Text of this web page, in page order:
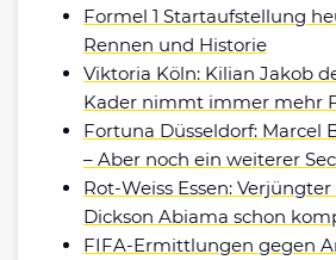
Formel 1 Startaufstellung
Rennen und Historie
Viktoria Köln: Kilian Jakob
Kader nimmt immer mehr
Fortuna Düsseldorf: Marcel
– Aber noch ein weiterer
Rot-Weiss Essen:
Dickson Abiama schon
FIFA-Ermittlungen gegen